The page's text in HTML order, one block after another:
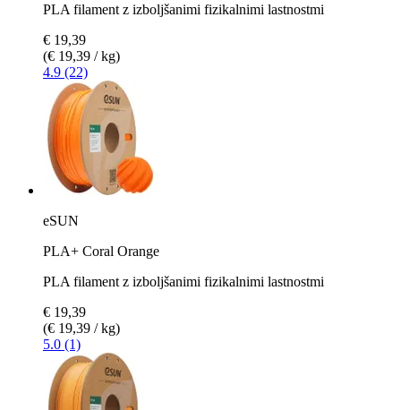
PLA filament z izboljšanimi fizikalnimi lastnostmi
€ 19,39
(€ 19,39 / kg)
4.9 (22)
eSUN
PLA+ Coral Orange
PLA filament z izboljšanimi fizikalnimi lastnostmi
€ 19,39
(€ 19,39 / kg)
5.0 (1)